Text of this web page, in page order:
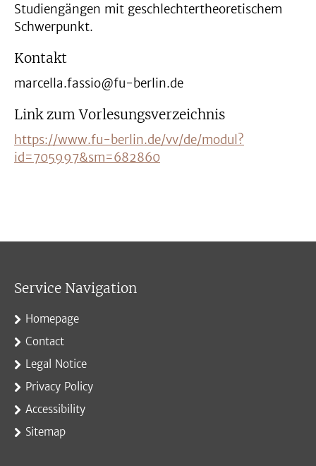
Studiengängen mit geschlechtertheoretischem
Schwerpunkt.
Kontakt
marcella.fassio@fu-berlin.de
Link zum Vorlesungsverzeichnis
https://www.fu-berlin.de/vv/de/modul?
id=705997&sm=682860
Service Navigation
Homepage
Contact
Legal Notice
Privacy Policy
Accessibility
Sitemap